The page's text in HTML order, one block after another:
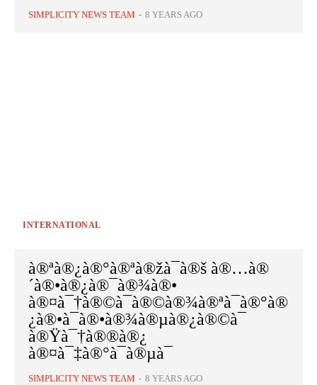
SIMPLICITY NEWS TEAM - 8 YEARS AGO
INTERNATIONAL
à®ªà®¿à®°à®ªà®žà¯à®š à®…à®
´à®•à®¿à®¯à®¾à®•
à®¤à¯†à®©à¯à®©à®¾à®ªà¯à®°à®
¿à®•à¯à®•à®¾à®µà®¿à®©à¯
à®Ÿà¯†à®®à®¿
à®¤à¯‡à®°à¯à®µà¯
SIMPLICITY NEWS TEAM - 8 YEARS AGO